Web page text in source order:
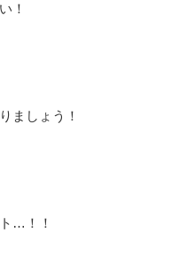
！
ましょう！
…！！